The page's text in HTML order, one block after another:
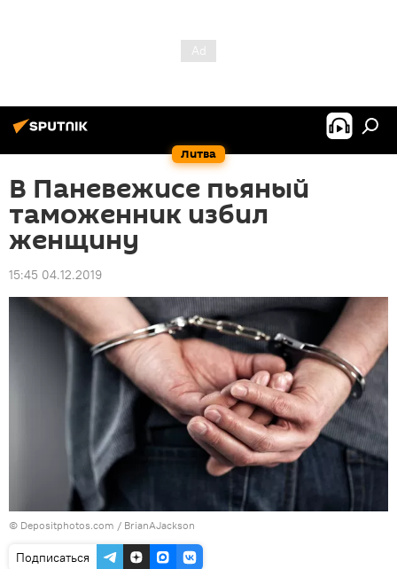
Литва
В Паневежисе пьяный
таможенник избил
женщину
15:45 04.12.2019
© Depositphotos.com / BrianAJackson
Подписаться